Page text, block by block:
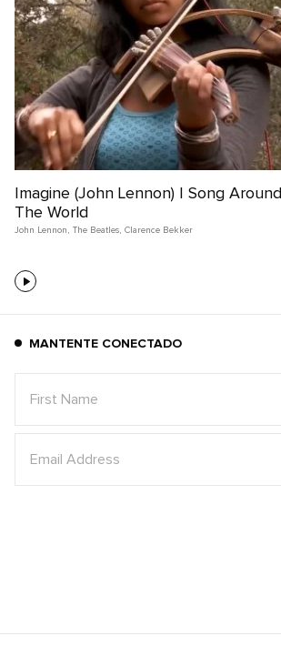
Imagine (John Lennon) | Song Around
The World
John Lennon , The Beatles, Clarence Bekker
MANTENTE CONECTADO